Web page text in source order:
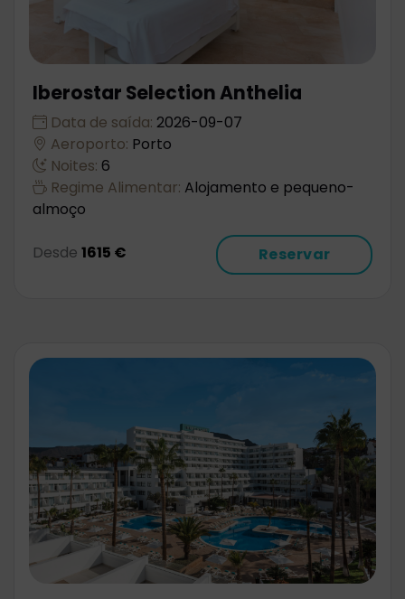
Iberostar Selection Anthelia
Data de saída: 2026-09-07
Aeroporto: Porto
Noites: 6
Regime Alimentar: Alojamento e pequeno-
almoço
Desde 1615 € Reservar